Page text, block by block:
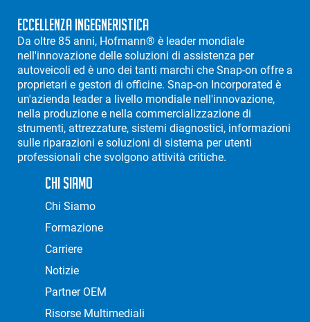
Eccellenza Ingegneristica
Da oltre 85 anni, Hofmann® è leader mondiale
nell'innovazione delle soluzioni di assistenza per
autoveicoli ed è uno dei tanti marchi che Snap-on offre a
proprietari e gestori di officine. Snap-on Incorporated è
un'azienda leader a livello mondiale nell'innovazione,
nella produzione e nella commercializzazione di
strumenti, attrezzature, sistemi diagnostici, informazioni
sulle riparazioni e soluzioni di sistema per utenti
professionali che svolgono attività critiche.
Chi Siamo
Chi Siamo
Formazione
Carriere
Notizie
Partner OEM
Risorse Multimediali